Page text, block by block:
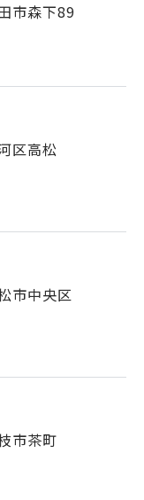
市森下89
区高松
市中央区
市茶町